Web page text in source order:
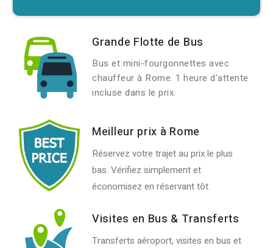
Grande Flotte de Bus
Bus et mini-fourgonnettes avec
chauffeur à Rome. 1 heure d'attente
incluse dans le prix.
Meilleur prix à Rome
Réservez votre trajet au prix le plus
bas. Vérifiez simplement et
économisez en réservant tôt.
Visites en Bus & Transferts
Transferts aéroport, visites en bus et